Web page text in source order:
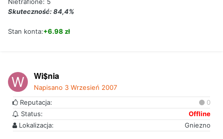
Nietrafione: 5
Skuteczność: 84,4%
Stan konta:+6.98 zł
Wi$nia
Napisano 3 Wrzesień 2007
Reputacja:
0
Status:
Offline
Lokalizacja:
Gniezno